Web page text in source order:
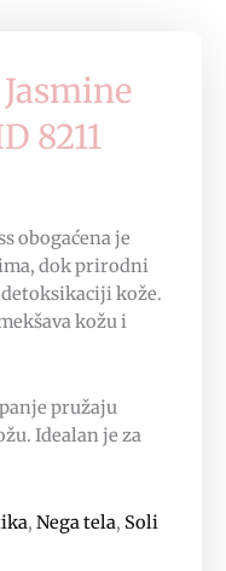
8211
obogaćena je
dok prirodni
kože.
kožu i
pružaju
Idealan je za
, Nega tela, Soli